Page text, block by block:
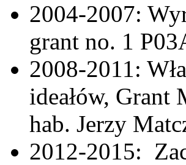
2004-2007:
grant no. 1
2008-2011:
ideałów,
hab. Jerzy
2012-2015: